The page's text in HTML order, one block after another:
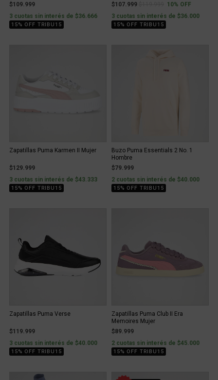
$109.999
3 cuotas sin interés de $36.666
15% OFF TRIBU15
$107.999 Price reduced from
to10% OFF
3 cuotas sin interés de $36.000
15% OFF TRIBU15
Zapatillas Puma Karmen II Mujer
$129.999
3 cuotas sin interés de $43.333
15% OFF TRIBU15
Buzo Puma Essentials 2 No. 1
Hombre
$79.999
2 cuotas sin interés de $40.000
15% OFF TRIBU15
Zapatillas Puma Verse
$119.999
3 cuotas sin interés de $40.000
15% OFF TRIBU15
Zapatillas Puma Club II Era
Memoires Mujer
$89.999
2 cuotas sin interés de $45.000
15% OFF TRIBU15